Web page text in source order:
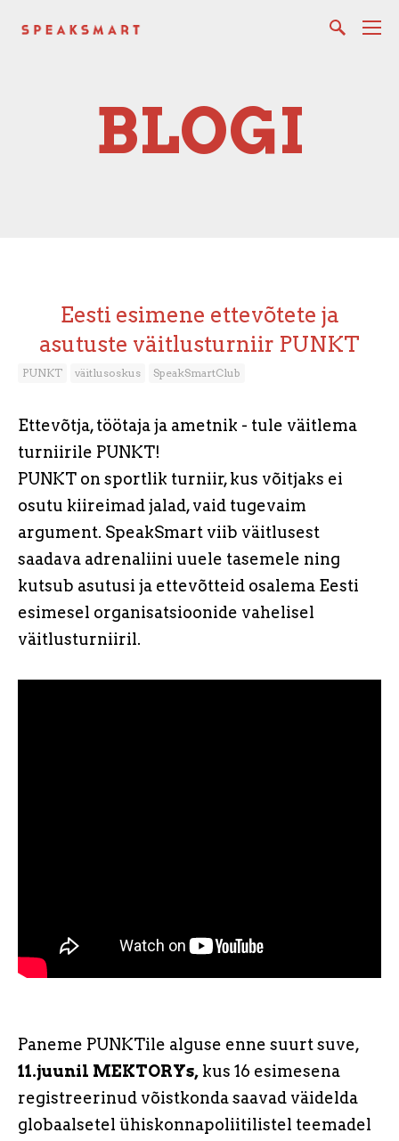
BLOGI
Eesti esimene ettevõtete ja
asutuste väitlusturniir PUNKT
PUNKT väitlusoskus SpeakSmartClub
Ettevõtja, töötaja ja ametnik - tule väitlema
turniirile PUNKT!
PUNKT on sportlik turniir, kus võitjaks ei
osutu kiireimad jalad, vaid tugevaim
argument. SpeakSmart viib väitlusest
saadava adrenaliini uuele tasemele ning
kutsub asutusi ja ettevõtteid osalema Eesti
esimesel organisatsioonide vahelisel
väitlusturniiril.
Paneme PUNKTile alguse enne suurt suve,
11.juunil MEKTORYs, kus 16 esimesena
registreerinud võistkonda saavad väidelda
globaalsetel ühiskonnapoliitilistel teemadel